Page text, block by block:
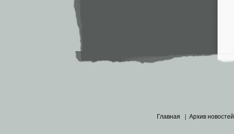
Главная Архив новостей